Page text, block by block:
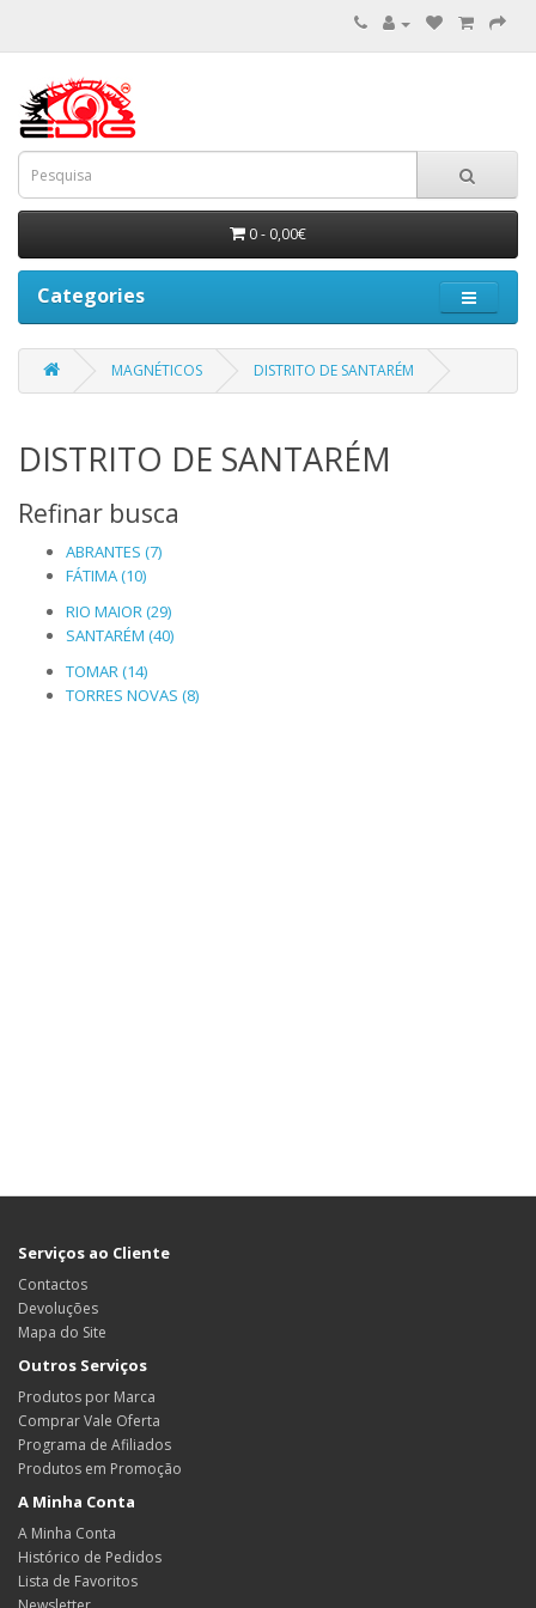
0 - 0,00€
Categories
MAGNÉTICOS DISTRITO DE SANTARÉM
DISTRITO DE SANTARÉM
Refinar busca
ABRANTES (7)
FÁTIMA (10)
RIO MAIOR (29)
SANTARÉM (40)
TOMAR (14)
TORRES NOVAS (8)
Serviços ao Cliente
Contactos
Devoluções
Mapa do Site
Outros Serviços
Produtos por Marca
Comprar Vale Oferta
Programa de Afiliados
Produtos em Promoção
A Minha Conta
A Minha Conta
Histórico de Pedidos
Lista de Favoritos